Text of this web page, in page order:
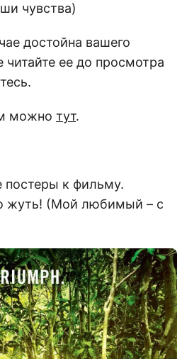
чувства)
достойна вашего
читайте ее до просмотра
можно тут.
постеры к фильму.
жуть! (Мой любимый – с